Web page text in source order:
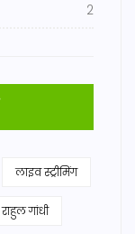
2
लाइव स्ट्रीमिंग
राहुल गांधी